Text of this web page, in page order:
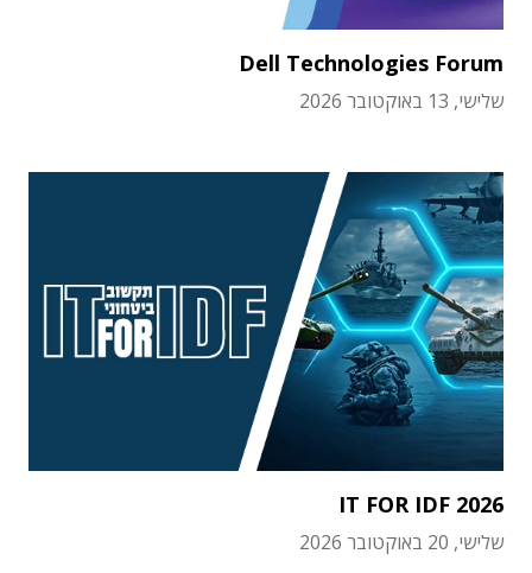
Dell Technologies Forum
שלישי, 13 באוקטובר 2026
IT FOR IDF 2026
שלישי, 20 באוקטובר 2026